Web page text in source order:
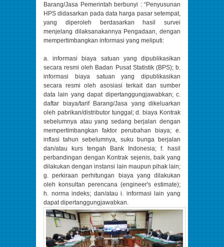
Barang/Jasa Pemerintah berbunyi : “Penyusunan
HPS didasarkan pada data harga pasar setempat,
yang diperoleh berdasarkan hasil survei
menjelang dilaksanakannya Pengadaan, dengan
mempertimbangkan informasi yang meliputi:
a. informasi biaya satuan yang dipublikasikan
secara resmi oleh Badan Pusat Statistik (BPS); b.
informasi biaya satuan yang dipublikasikan
secara resmi oleh asosiasi terkait dan sumber
data lain yang dapat dipertanggungjawabkan; c.
daftar biaya/tarif Barang/Jasa yang dikeluarkan
oleh pabrikan/distributor tunggal; d. biaya Kontrak
sebelumnya atau yang sedang berjalan dengan
mempertimbangkan faktor perubahan biaya; e.
inflasi tahun sebelumnya, suku bunga berjalan
dan/atau kurs tengah Bank Indonesia; f. hasil
perbandingan dengan Kontrak sejenis, baik yang
dilakukan dengan instansi lain maupun pihak lain;
g. perkiraan perhitungan biaya yang dilakukan
oleh konsultan perencana (engineer's estimate);
h. norma indeks; dan/atau i. informasi lain yang
dapat dipertanggungjawabkan.